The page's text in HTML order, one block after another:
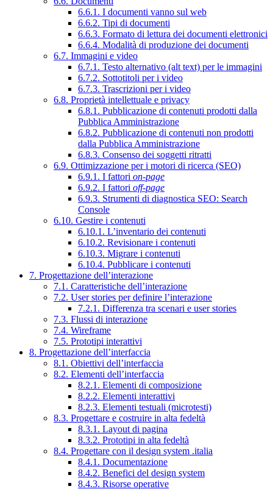
6.6.1. I documenti vanno sul web
6.6.2. Tipi di documenti
6.6.3. Formato di lettura dei documenti elettronici
6.6.4. Modalità di produzione dei documenti
6.7. Immagini e video
6.7.1. Testo alternativo (alt text) per le immagini
6.7.2. Sottotitoli per i video
6.7.3. Trascrizioni per i video
6.8. Proprietà intellettuale e privacy
6.8.1. Pubblicazione di contenuti prodotti dalla
Pubblica Amministrazione
6.8.2. Pubblicazione di contenuti non prodotti
dalla Pubblica Amministrazione
6.8.3. Consenso dei soggetti ritratti
6.9. Ottimizzazione per i motori di ricerca (SEO)
6.9.1. I fattori on-page
6.9.2. I fattori off-page
6.9.3. Strumenti di diagnostica SEO: Search
Console
6.10. Gestire i contenuti
6.10.1. L’inventario dei contenuti
6.10.2. Revisionare i contenuti
6.10.3. Migrare i contenuti
6.10.4. Pubblicare i contenuti
7. Progettazione dell’interazione
7.1. Caratteristiche dell’interazione
7.2. User stories per definire l’interazione
7.2.1. Differenza tra scenari e user stories
7.3. Flussi di interazione
7.4. Wireframe
7.5. Prototipi interattivi
8. Progettazione dell’interfaccia
8.1. Obiettivi dell’interfaccia
8.2. Elementi dell’interfaccia
8.2.1. Elementi di composizione
8.2.2. Elementi interattivi
8.2.3. Elementi testuali (microtesti)
8.3. Progettare e costruire in alta fedeltà
8.3.1. Layout di pagina
8.3.2. Prototipi in alta fedeltà
8.4. Progettare con il design system .italia
8.4.1. Documentazione
8.4.2. Benefici del design system
8.4.3. Risorse operative